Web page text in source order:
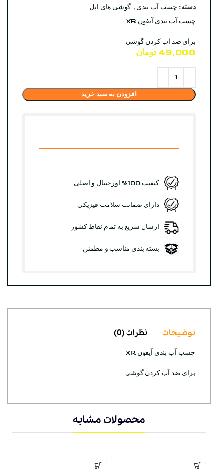
دسته: چسب آب بندی , گوشی های اپل
چسب آب بندی آیفون XR
برای ضد آب کردن گوشی
49,000 تومان
افزودن به سبد خرید
کیفیت 100% اورجینال و اصلی
دارای ضمانت سلامت فیزیکی
ارسال سریع به تمام نقاط کشور
بسته بندی مناسب و مطمئن
توضیحات نظرات (0)
چسب آب بندی آیفون XR
برای ضد آب کردن گوشی
محصولات مشابه